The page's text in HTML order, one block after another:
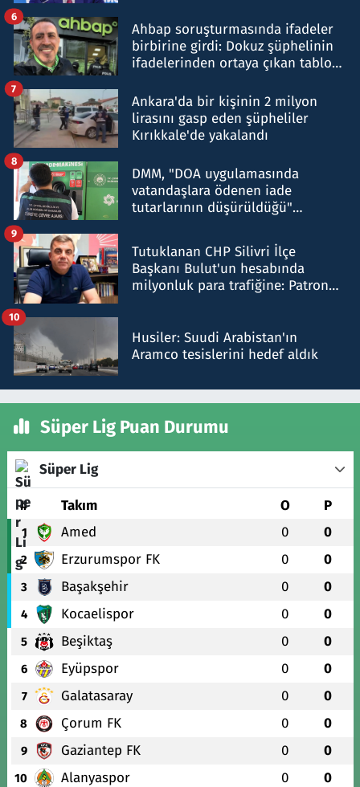
Ahbap soruşturmasında ifadeler
birbirine girdi: Dokuz şüphelinin
ifadelerinden ortaya çıkan tablo
6
Ankara'da bir kişinin 2 milyon
lirasını gasp eden şüpheliler
Kırıkkale'de yakalandı
7
DMM, "DOA uygulamasında
vatandaşlara ödenen iade
tutarlarının düşürüldüğü"
8
Tutuklanan CHP Silivri İlçe
Başkanı Bulut'un hesabında
milyonluk para trafiğine: Patron
9
Husiler: Suudi Arabistan'ın
Aramco tesislerini hedef aldık
10
Süper Lig Puan Durumu
Süper Lig
# Takım O P
1 Amed 0 0
2 Erzurumspor FK 0 0
3 Başakşehir 0 0
4 Kocaelispor 0 0
5 Beşiktaş 0 0
6 Eyüpspor 0 0
7 Galatasaray 0 0
8 Çorum FK 0 0
9 Gaziantep FK 0 0
10 Alanyaspor 0 0